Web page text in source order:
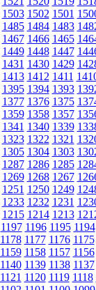
1503 1502 1501
1485 1484 1483
1467 1466 1465
1449 1448 1447
1431 1430 1429
1413 1412 1411
1395 1394 1393
1377 1376 1375
1359 1358 1357
1341 1340 1339
1323 1322 1321
1305 1304 1303
1287 1286 1285
1269 1268 1267
1251 1250 1249
1233 1232 1231
1215 1214 1213
1197 1196 1195 1194
1178 1177 1176 1175
1159 1158 1157 1156
1140 1139 1138 1137
1121 1120 1119 1118